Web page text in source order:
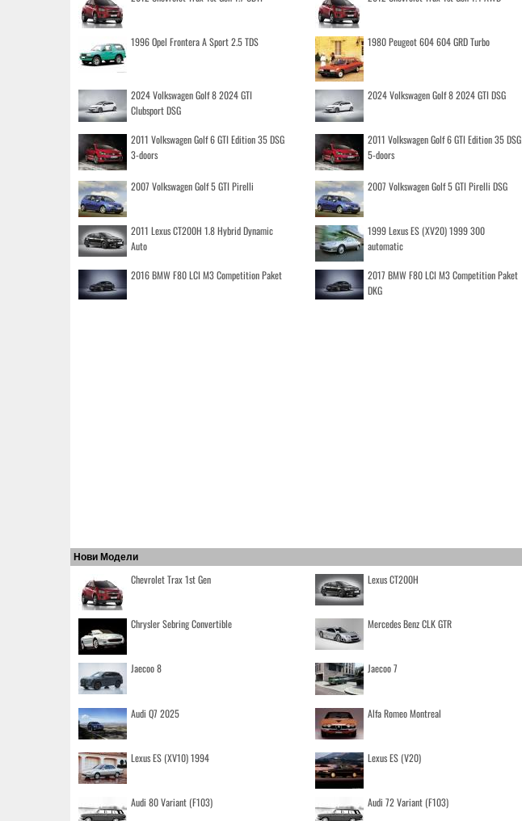
1996 Opel Frontera A Sport 2.5 TDS 1980 Peugeot 604 604 GRD Turbo
2024 Volkswagen Golf 8 2024 GTI
Clubsport DSG
2024 Volkswagen Golf 8 2024 GTI DSG
2011 Volkswagen Golf 6 GTI Edition 35 DSG
3-doors
2011 Volkswagen Golf 6 GTI Edition 35 DSG
5-doors
2007 Volkswagen Golf 5 GTI Pirelli 2007 Volkswagen Golf 5 GTI Pirelli DSG
2011 Lexus CT200H 1.8 Hybrid Dynamic
Auto
1999 Lexus ES (XV20) 1999 300
automatic
2016 BMW F80 LCI M3 Competition Paket
2017 BMW F80 LCI M3 Competition Paket
DKG
Нови Модели
Chevrolet Trax 1st Gen Lexus CT200H
Chrysler Sebring Convertible Mercedes Benz CLK GTR
Jaecoo 8 Jaecoo 7
Audi Q7 2025 Alfa Romeo Montreal
Lexus ES (XV10) 1994 Lexus ES (V20)
Audi 80 Variant (F103) Audi 72 Variant (F103)